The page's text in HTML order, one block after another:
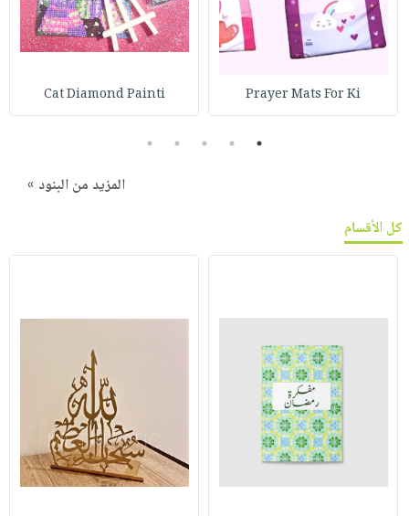
Prayer Mats For Ki
Cat Diamond Painti
1
2
3
4
5
المزيد من البنود »
كل الأقسام